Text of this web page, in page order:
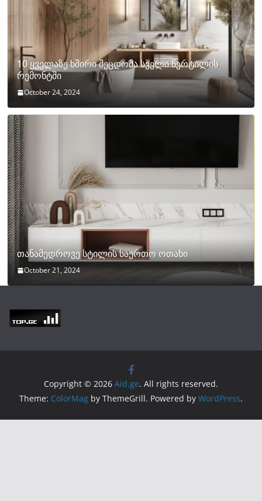
10 ყველაზე ხშირი შეცდომა სველი წერტილის
რემონტში
October 24, 2024
თანამედროვე სტილის საერთო ოთახი
October 21, 2024
Copyright © 2026 Aid.ge. All rights reserved.
Theme: ColorMag by ThemeGrill. Powered by WordPress.